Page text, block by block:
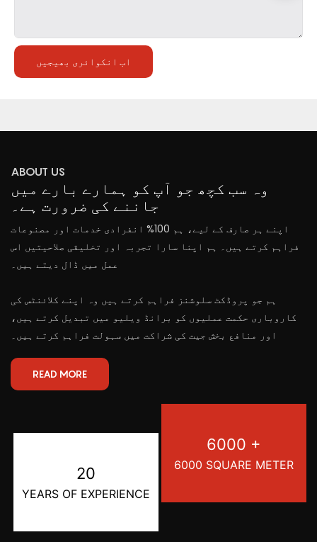
اب انکوائری بھیجیں
ABOUT US
وہ سب کچھ جو آپ کو ہمارے بارے میں
جاننے کی ضرورت ہے۔
اپنے ہر صارف کے لیے، ہم 100% انفرادی خدمات اور مصنوعات
فراہم کرتے ہیں۔ ہم اپنا سارا تجربہ اور تخلیقی صلاحیتیں اس
عمل میں ڈال دیتے ہیں۔
ہم جو پروڈکٹ سلوشنز فراہم کرتے ہیں وہ اپنے کلائنٹس کی
کاروباری حکمت عملیوں کو برانڈ ویلیو میں تبدیل کرتے ہیں،
اور منافع بخش جیت کی شراکت میں سہولت فراہم کرتے ہیں۔
READ MORE
20
YEARS OF EXPERIENCE
6000 +
6000 SQUARE METER